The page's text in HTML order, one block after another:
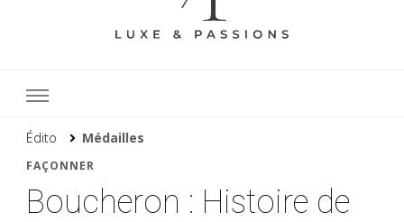
Édito Médailles
FAÇONNER
Boucheron : Histoire de